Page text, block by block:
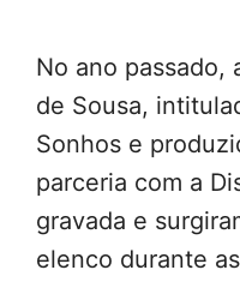
No ano passado,
de Sousa,
Sonhos e
parceria com a
gravada e
elenco durante